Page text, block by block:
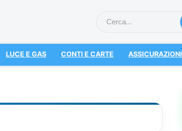
LUCE E GAS CONTI E CARTE ASSICURAZIONI